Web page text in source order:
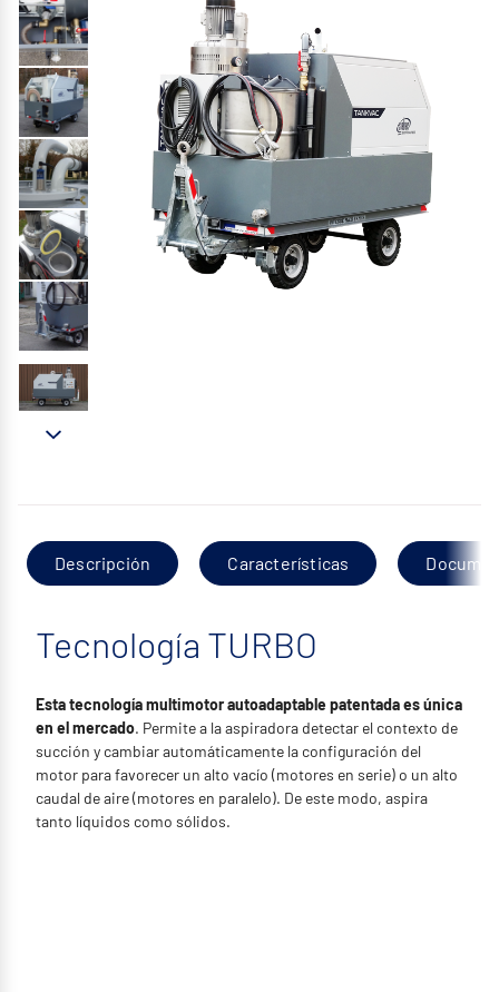
Descripción Características
Tecnología TURBO
Esta tecnología multimotor autoadaptable patentada es única
en el mercado. Permite a la aspiradora detectar el contexto de
succión y cambiar automáticamente la configuración del
motor para favorecer un alto vacío (motores en serie) o un alto
caudal de aire (motores en paralelo). De este modo, aspira
tanto líquidos como sólidos.